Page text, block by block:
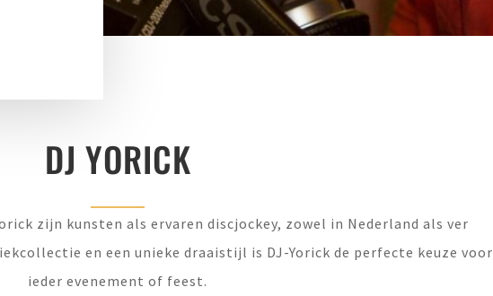
DJ YORICK
zijn kunsten als ervaren discjockey, zowel in Nederland als ver
en een unieke draaistijl is DJ-Yorick de perfecte keuze voor
ieder evenement of feest.